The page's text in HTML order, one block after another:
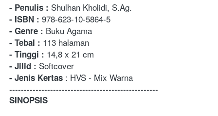
- Penulis : Shulhan Kholidi, S.Ag.
- ISBN : 978-623-10-5864-5
- Genre : Buku Agama
- Tebal : 113 halaman
- Tinggi : 14,8 x 21 cm
- Jilid : Softcover
- Jenis Kertas : HVS - Mix Warna
---------------------------------------------------
SINOPSIS